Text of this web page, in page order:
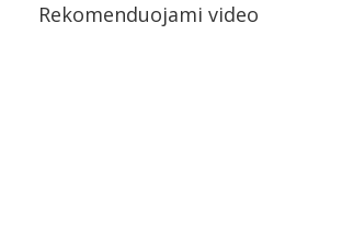
Rekomenduojami video